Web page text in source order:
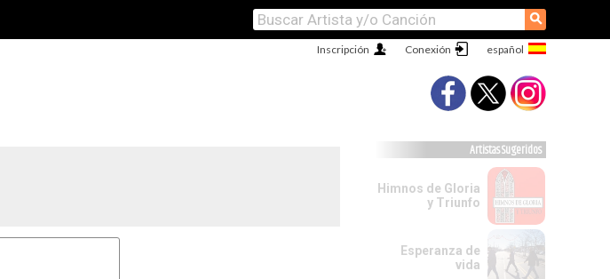
⚲
Conexión
Inscripción
Artistas Sugeridos
Himnos de Gloria
y Triunfo
Esperanza de
vida